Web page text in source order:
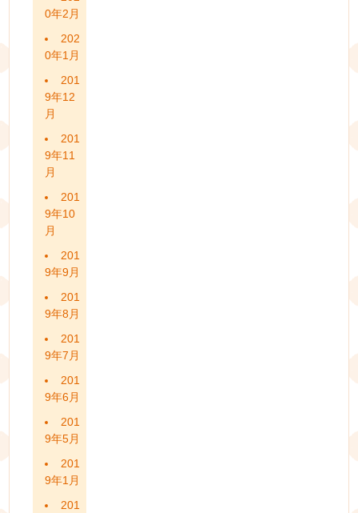
0年2月
202
0年1月
201
9年12
月
201
9年11
月
201
9年10
月
201
9年9月
201
9年8月
201
9年7月
201
9年6月
201
9年5月
201
9年1月
201